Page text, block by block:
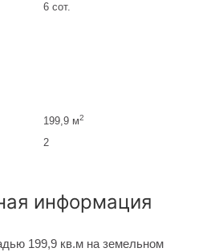
6 сот.
199,9 м2
2
информация
199,9 кв.м на земельном